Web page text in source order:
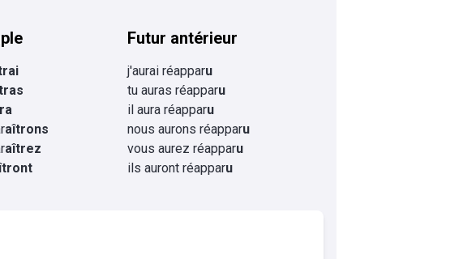
aîtrons
aîtrez
Futur antérieur
j'aurai réapparu
tu auras réapparu
il aura réapparu
nous aurons réapparu
vous aurez réapparu
ils auront réapparu